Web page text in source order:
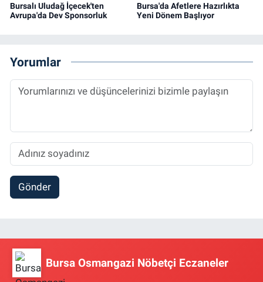
Bursalı Uludağ İçecek'ten
Avrupa'da Dev Sponsorluk
Bursa'da Afetlere Hazırlıkta
Yeni Dönem Başlıyor
Yorumlar
Gönder
Bursa Osmangazi Nöbetçi Eczaneler